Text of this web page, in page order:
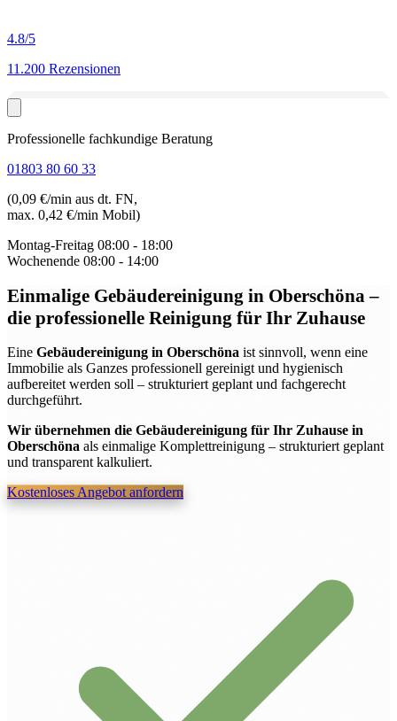
4.8/5
11.200 Rezensionen
Professionelle fachkundige Beratung
01803 80 60 33
(0,09 €/min aus dt. FN,
max. 0,42 €/min Mobil)
Montag-Freitag 08:00 - 18:00
Wochenende 08:00 - 14:00
Einmalige Gebäudereinigung in Oberschöna–
die professionelle Reinigung für Ihr Zuhause
Eine Gebäudereinigung in Oberschöna ist sinnvoll, wenn eine
Immobilie als Ganzes professionell gereinigt und hygienisch
aufbereitet werden soll – strukturiert geplant und fachgerecht
durchgeführt.
Wir übernehmen die Gebäudereinigung für Ihr Zuhause in
Oberschöna als einmalige Komplettreinigung – strukturiert geplant
und transparent kalkuliert.
Kostenloses Angebot anfordern